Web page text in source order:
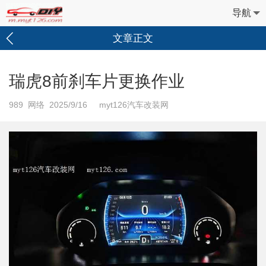
导航
文章正文
瑞虎8前刹车片更换作业
989 网络 2025/9/16 myt126汽车改装网